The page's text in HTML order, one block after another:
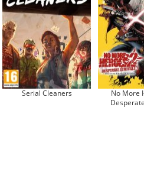
Serial Cleaners
No More